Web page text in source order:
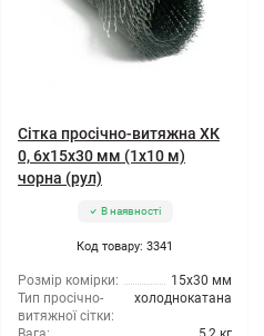
Сітка просічно-витяжна ХК
0, 6x15x30 мм (1x10 м)
чорна (рул)
В наявності
Код товару: 3341
Розмір комірки:
15x30 мм
Тип просічно-
витяжної сітки:
холоднокатана